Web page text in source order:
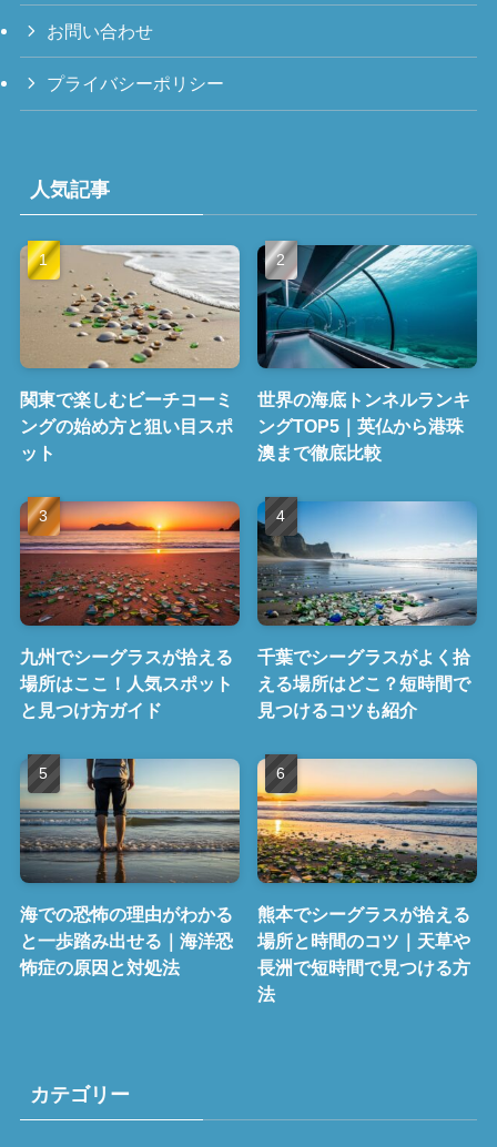
お問い合わせ
プライバシーポリシー
人気記事
関東で楽しむビーチコーミ
ングの始め方と狙い目スポ
ット
世界の海底トンネルランキ
ングTOP5｜英仏から港珠
澳まで徹底比較
九州でシーグラスが拾える
場所はここ！人気スポット
と見つけ方ガイド
千葉でシーグラスがよく拾
える場所はどこ？短時間で
見つけるコツも紹介
海での恐怖の理由がわかる
と一歩踏み出せる｜海洋恐
怖症の原因と対処法
熊本でシーグラスが拾える
場所と時間のコツ｜天草や
長洲で短時間で見つける方
法
カテゴリー